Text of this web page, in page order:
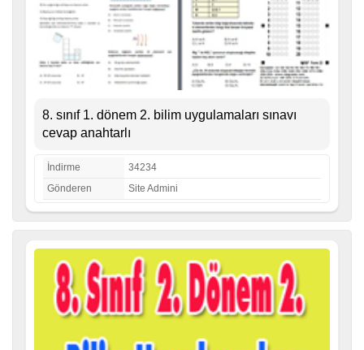
8. sınıf 1. dönem 2. bilim uygulamaları sınavı
cevap anahtarlı
İndirme
34234
Gönderen
Site Admini